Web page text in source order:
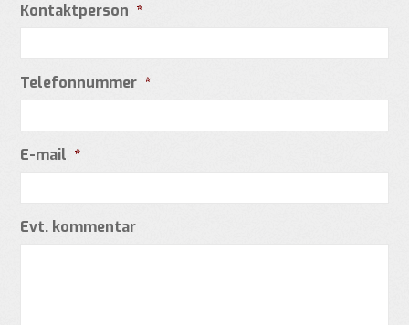
Kontaktperson *
Telefonnummer *
E-mail *
Evt. kommentar